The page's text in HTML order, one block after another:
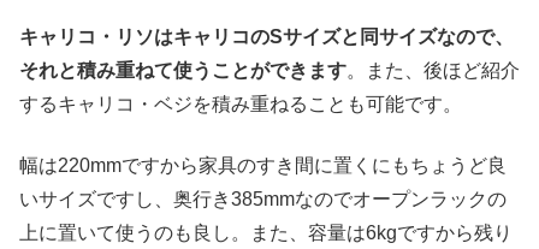
キャリコ・リソはキャリコのSサイズと同サイズなので、
それと積み重ねて使うことができます。また、後ほど紹介
するキャリコ・ベジを積み重ねることも可能です。
幅は220mmですから家具のすき間に置くにもちょうど良
いサイズですし、奥行き385mmなのでオープンラックの
上に置いて使うのも良し。また、容量は6kgですから残り